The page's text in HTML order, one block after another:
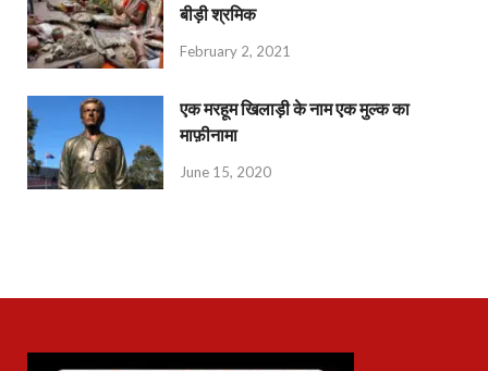
बीड़ी श्रमिक
February 2, 2021
एक मरहूम खिलाड़ी के नाम एक मुल्क का
माफ़ीनामा
June 15, 2020